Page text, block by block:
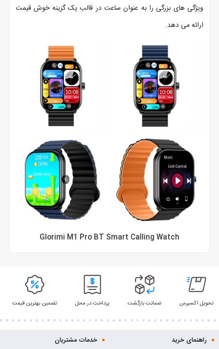
ویژگی های بزرگی را به عنوان ساعت در قالب یک گزینه خوش قیمت
ارائه می دهد.
Glorimi M1 Pro BT Smart Calling Watch
تحویل اکسپرس ضمانت بازگشت پرداخت در محل تضمین بهترین قیمت
راهنمای خرید خدمات مشتریان